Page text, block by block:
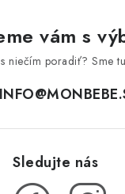
vám s
niečím poradiť? Sme
INFO@